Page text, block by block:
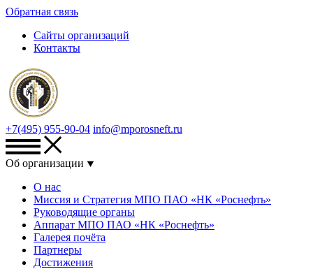
Обратная связь
Сайты организаций
Контакты
+7(495) 955-90-04 info@mporosneft.ru
Об организации
О нас
Миссия и Стратегия МПО ПАО «НК «Роснефть»
Руководящие органы
Аппарат МПО ПАО «НК «Роснефть»
Галерея почёта
Партнеры
Достижения